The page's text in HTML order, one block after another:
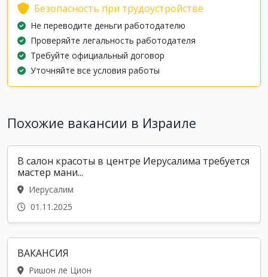
Безопасность при трудоустройстве
Не переводите деньги работодателю
Проверяйте легальность работодателя
Требуйте официальный договор
Уточняйте все условия работы
Похожие вакансии в Израиле
В салон красоты в центре Иерусалима требуется
мастер мани...
Иерусалим
01.11.2025
ВАКАНСИЯ
Ришон ле Цион